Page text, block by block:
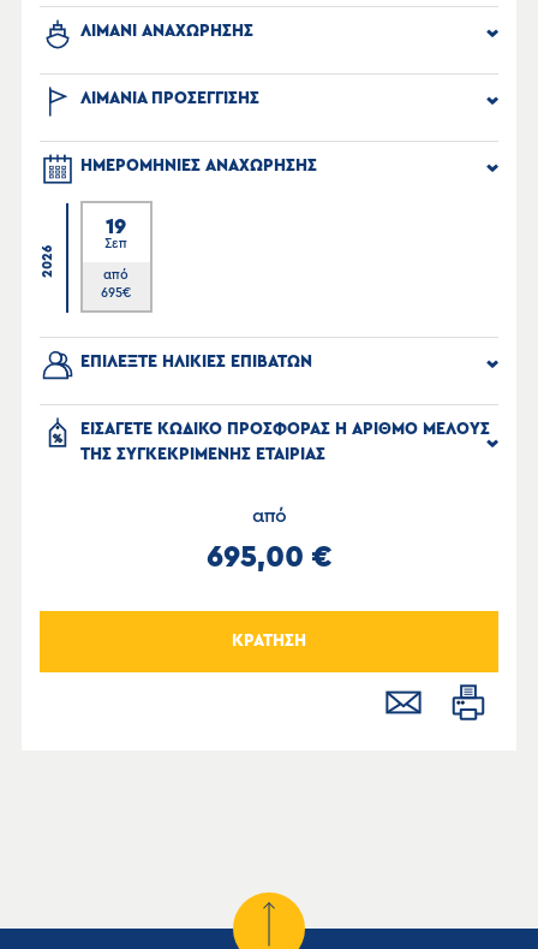
ΛΙΜΑΝΙ ΑΝΑΧΩΡΗΣΗΣ
ΛΙΜΑΝΙΑ ΠΡΟΣΕΓΓΙΣΗΣ
ΗΜΕΡΟΜΗΝΙΕΣ ΑΝΑΧΩΡΗΣΗΣ
2026
19
Σεπ
από
695€
ΕΠΙΛΕΞΤΕ ΗΛΙΚΙΕΣ ΕΠΙΒΑΤΩΝ
ΕΙΣΑΓΕΤΕ ΚΩΔΙΚΟ ΠΡΟΣΦΟΡΑΣ Η ΑΡΙΘΜΟ ΜΕΛΟΥΣ
ΤΗΣ ΣΥΓΚΕΚΡΙΜΕΝΗΣ ΕΤΑΙΡΙΑΣ
από
695,00 €
ΚΡΑΤΗΣΗ